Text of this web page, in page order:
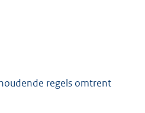
regels omtrent